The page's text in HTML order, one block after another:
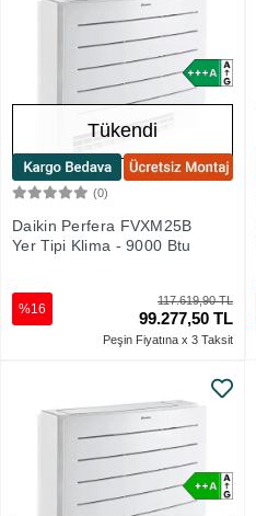
Tükendi
(0)
Daikin Perfera FVXM25B
Yer Tipi Klima - 9000 Btu
117.619,90 TL
99.277,50 TL
%16
Peşin Fiyatına x 3 Taksit